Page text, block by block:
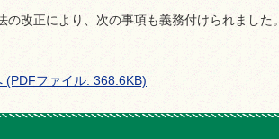
改正により、次の事項も義務付けられました。
(PDFファイル: 368.6KB)